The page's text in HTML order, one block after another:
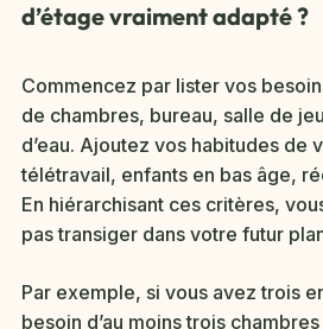
d’étage vraiment adapté ?
Commencez par lister vos
de chambres, bureau, salle de
d’eau. Ajoutez vos habitudes de
télétravail, enfants en bas âge,
En hiérarchisant ces critères,
pas transiger dans votre futur
Par exemple, si vous avez trois
besoin d’au moins trois chambres